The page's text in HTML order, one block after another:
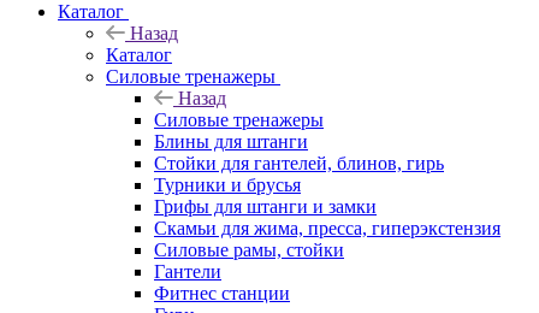
Каталог
Назад
Каталог
Силовые тренажеры
Назад
Силовые тренажеры
Блины для штанги
Стойки для гантелей, блинов, гирь
Турники и брусья
Грифы для штанги и замки
Скамьи для жима, пресса, гиперэкстензия
Силовые рамы, стойки
Гантели
Фитнес станции